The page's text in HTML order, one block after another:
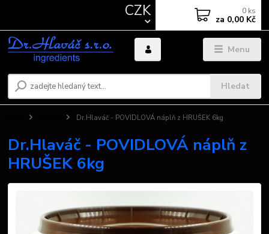
Menu
CZK
Hledat
0 ks
za 0,00 Kč
Dr.Hlaváč - POVIDLOVÁ náplň z HRUŠEK 6kg
Dr.Hlaváč - POVIDLOVÁ náplň z
HRUŠEK 6kg